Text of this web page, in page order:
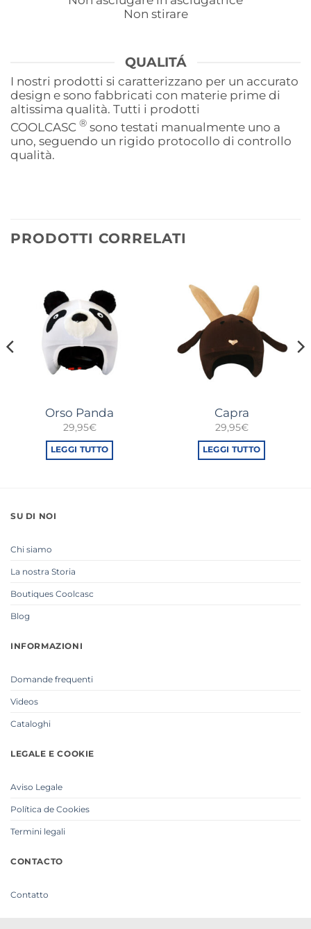
Non stirare
QUALITÁ
I nostri prodotti si caratterizzano per un accurato
design e sono fabbricati con materie prime di
altissima qualità. Tutti i prodotti
COOLCASC ® sono testati manualmente uno a
uno, seguendo un rigido protocollo di controllo
qualità.
PRODOTTI CORRELATI
Orso Panda
29,95€
LEGGI TUTTO
Capra
29,95€
LEGGI TUTTO
SU DI NOI
Chi siamo
La nostra Storia
Boutiques Coolcasc
Blog
INFORMAZIONI
Domande frequenti
Videos
Cataloghi
LEGALE E COOKIE
Aviso Legale
Política de Cookies
Termini legali
CONTACTO
Contatto